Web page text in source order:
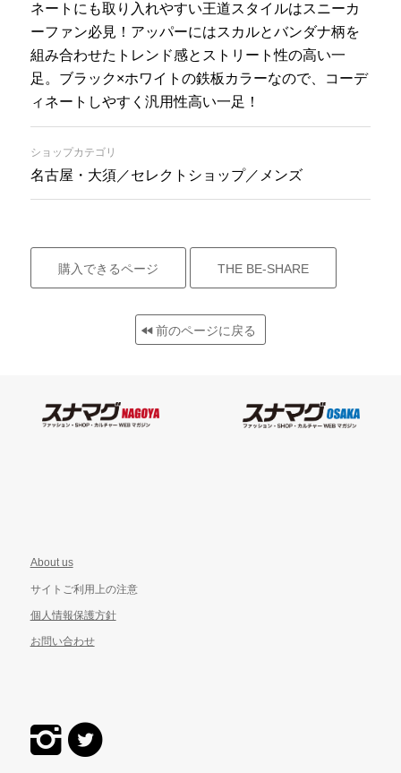
ネートにも取り入れやすい王道スタイルはスニーカ
ーファン必見！アッパーにはスカルとバンダナ柄を
組み合わせたトレンド感とストリート性の高い一
足。ブラック×ホワイトの鉄板カラーなので、コーデ
ィネートしやすく汎用性高い一足！
ショップカテゴリ
名古屋・大須／セレクトショップ／メンズ
購入できるページ THE BE-SHARE
前のページに戻る
About us
サイトご利用上の注意
個人情報保護方針
お問い合わせ